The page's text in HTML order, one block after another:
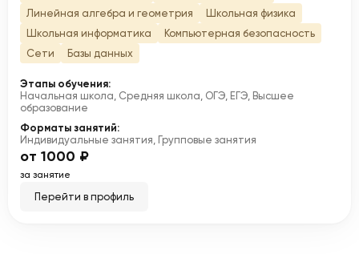
Линейная алгебра и геометрия
Школьная физика
Школьная информатика
Компьютерная безопасность
Сети
Базы данных
Этапы обучения:
Начальная школа, Средняя школа, ОГЭ, ЕГЭ, Высшее
образование
Форматы занятий:
Индивидуальные занятия, Групповые занятия
от 1000 ₽
за занятие
Перейти в профиль